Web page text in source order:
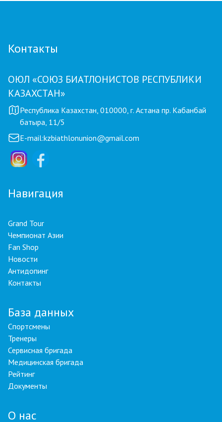
Контакты
ОЮЛ «СОЮЗ БИАТЛОНИСТОВ РЕСПУБЛИКИ
КАЗАХСТАН»
Республика Казахстан, 010000, г. Астана пр. Кабанбай
батыра, 11/5
E-mail:kzbiathlonunion@gmail.com
Навигация
Grand Tour
Чемпионат Азии
Fan Shop
Новости
Антидопинг
Контакты
База данных
Спортсмены
Тренеры
Сервисная бригада
Медицинская бригада
Рейтинг
Документы
О нас